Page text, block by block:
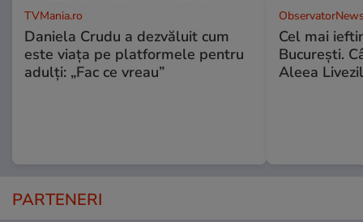
TVMania.ro
Daniela Crudu a dezvăluit cum
este viața pe platformele pentru
adulți: „Fac ce vreau”
Cel mai
Bucureşti.
Aleea
PARTENERI